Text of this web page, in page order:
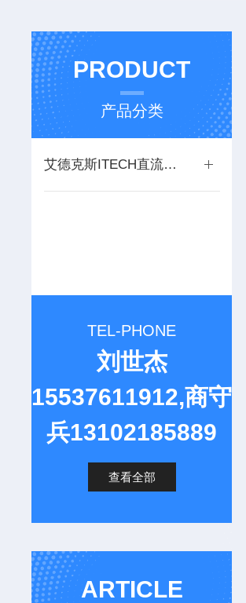
PRODUCT
产品分类
艾德克斯ITECH直流电源
TEL-PHONE
刘世杰
15537611912,商守
兵13102185889
查看全部
ARTICLE